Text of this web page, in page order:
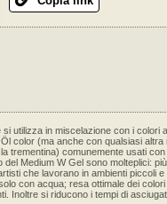
utilizza in miscelazione con i colori
color (ma anche con qualsiasi altra
trementina) comunemente usati con
Medium W Gel sono molteplici:
che lavorano in ambienti piccoli
con acqua; resa ottimale dei
Inoltre si riducono i tempi di